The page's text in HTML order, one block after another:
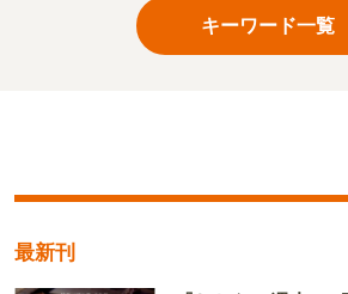
キーワード一覧
最新刊